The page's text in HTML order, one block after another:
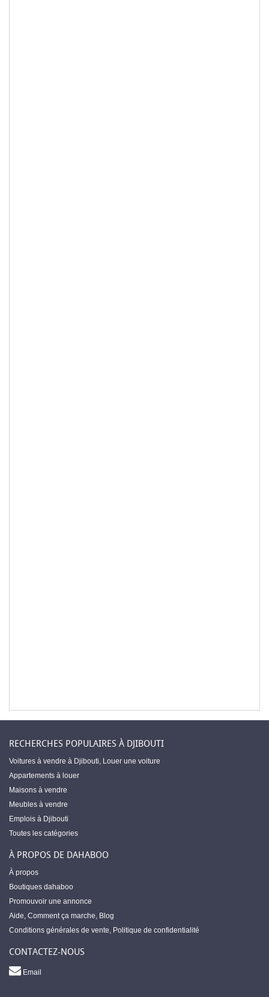
RECHERCHES POPULAIRES À DJIBOUTI
Voitures à vendre à Djibouti, Louer une voiture
Appartements à louer
Maisons à vendre
Meubles à vendre
Emplois à Djibouti
Toutes les catégories
À PROPOS DE DAHABOO
À propos
Boutiques dahaboo
Promouvoir une annonce
Aide, Comment ça marche, Blog
Conditions générales de vente, Politique de confidentialité
CONTACTEZ-NOUS
Email